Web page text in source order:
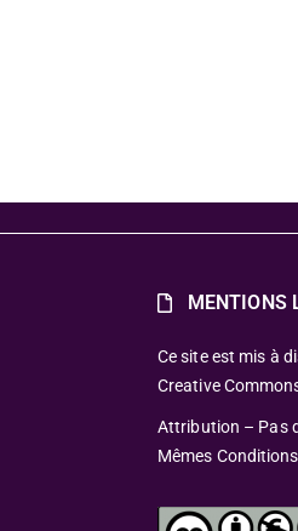
MENTIONS
Ce site est mis à
Creative
Attribution – Pas
Mêmes